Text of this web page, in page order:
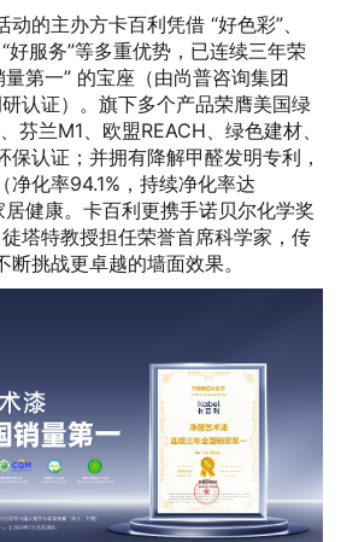
的主办方卡百利凭借 “好色彩”、
好服务”等多重优势，已连续三年荣
第一” 的宝座（由尚普咨询集团
认证）。旗下多个产品荣膺美国绿
芬兰M1、欧盟REACH、绿色建材、
保认证；并拥有降解甲醛发明专利，
净化率94.1%，持续净化率达
健康。卡百利更携手诺贝尔化学奖
徒塔特教授担任荣誉首席科学家，传
挑战更卓越的墙面效果。